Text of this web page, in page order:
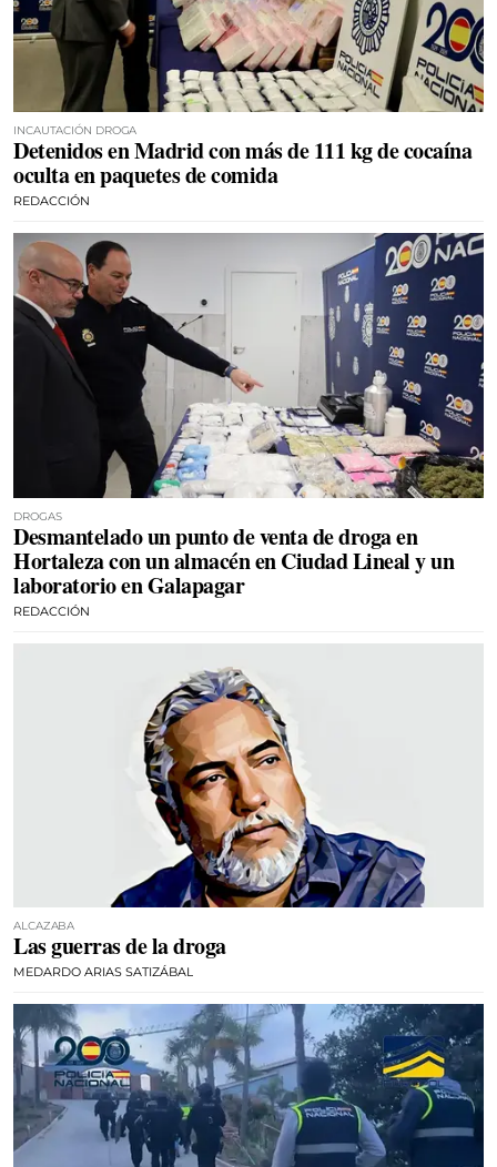
INCAUTACIÓN DROGA
Detenidos en Madrid con más de 111 kg de cocaína
oculta en paquetes de comida
REDACCIÓN
DROGAS
Desmantelado un punto de venta de droga en
Hortaleza con un almacén en Ciudad Lineal y un
laboratorio en Galapagar
REDACCIÓN
ALCAZABA
Las guerras de la droga
MEDARDO ARIAS SATIZÁBAL